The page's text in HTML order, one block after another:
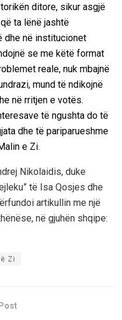
ditore, sikur asgjë
ta lënë jashtë
dhe në institucionet
se me këtë format
reale, nuk mbajnë
mund të ndikojnë
në rritjen e votës.
të ngushta do të
dhe të pariparueshme
e Zi.
Nikolaidis, duke
të Isa Qosjes dhe
artikullin me një
në gjuhën shqipe:
Zi